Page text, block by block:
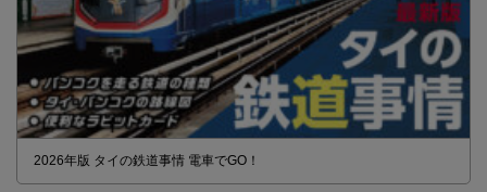
2026年版 タイの鉄道事情 電車でGO！